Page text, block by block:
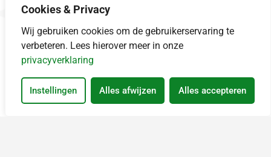
Cookies & Privacy
Wij gebruiken cookies om de gebruikerservaring te
verbeteren. Lees hierover meer in onze
privacyverklaring
Instellingen Alles afwijzen Alles accepteren
Toegankelijkheidsverklaring
Datalek